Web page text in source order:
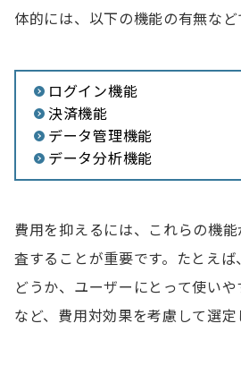
体的には、以下の機能の有無など
ログイン機能
決済機能
データ管理機能
データ分析機能
費用を抑えるには、これらの機
査することが重要です。たとえ
どうか、ユーザーにとって使い
など、費用対効果を考慮して選定